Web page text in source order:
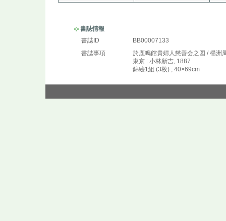
書誌情報
書誌ID
BB00007133
書誌事項
於鹿鳴館貴婦人慈善会之図 / 楊洲
東京 : 小林新吉, 1887
錦絵1組 (3枚) ; 40×69cm